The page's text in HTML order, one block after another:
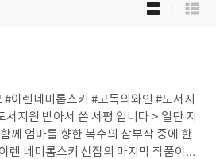
이렌네미롭스키 #고독의와인 #도서지
서지원 받아서 쓴 서평 입니다 > 일단 지
께 엄마를 향한 복수의 삼부작 중에 한
렌 네미롭스키 선집의 마지막 작품이다.